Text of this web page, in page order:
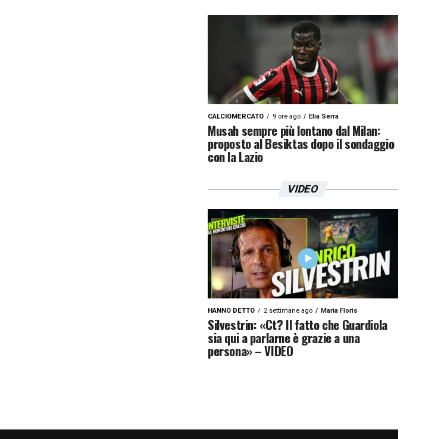
CALCIOMERCATO 9 ore ago Elia Serra
Musah sempre più lontano dal Milan:
proposto al Besiktas dopo il sondaggio
con la Lazio
VIDEO
HANNO DETTO 2 settimane ago Maria Floris
Silvestrin: «Ct? Il fatto che Guardiola
sia qui a parlarne è grazie a una
persona» – VIDEO